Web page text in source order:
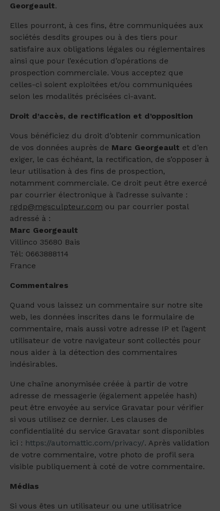
Georgeault.
Elles pourront, à ces fins, être communiquées aux
sociétés desdits groupes ou à des tiers pour
satisfaire aux obligations légales ou réglementaires
ainsi que pour l’exécution d’opérations de
prospection commerciale. Vous acceptez que
celles-ci soient exploitées et/ou communiquées
selon les modalités précisées ci-avant.
Droit d’accès, de rectification et d’opposition
Vous bénéficiez du droit d’obtenir communication
de vos données auprès de Marc Georgeault et d’en
exiger, le cas échéant, la rectification, de s’opposer à
leur utilisation à des fins de prospection,
notamment commerciale. Ce droit peut être exercé
par courrier électronique à l’adresse suivante :
rgdp@mgsculpteur.com ou par courrier postal
adressé à :
Marc Georgeault
Villinco 35680 Bais
Tél: 0663888114
France
Commentaires
Quand vous laissez un commentaire sur notre site
web, les données inscrites dans le formulaire de
commentaire, mais aussi votre adresse IP et l’agent
utilisateur de votre navigateur sont collectés pour
nous aider à la détection des commentaires
indésirables.
Une chaîne anonymisée créée à partir de votre
adresse de messagerie (également appelée hash)
peut être envoyée au service Gravatar pour vérifier
si vous utilisez ce dernier. Les clauses de
confidentialité du service Gravatar sont disponibles
ici : https://automattic.com/privacy/. Après validation
de votre commentaire, votre photo de profil sera
visible publiquement à coté de votre commentaire.
Médias
Si vous êtes un utilisateur ou une utilisatrice